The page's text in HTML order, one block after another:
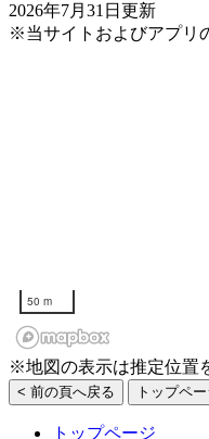
2026年7月31日更新
※当サイトおよびアプリ
50 m
※地図の表示は推定位置
< 前の頁へ戻る トップペ
トップページ